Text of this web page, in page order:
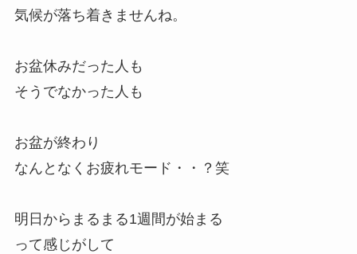
気候が落ち着きませんね。
お盆休みだった人も
そうでなかった人も
お盆が終わり
なんとなくお疲れモード・・？笑
明日からまるまる1週間が始まる
って感じがして